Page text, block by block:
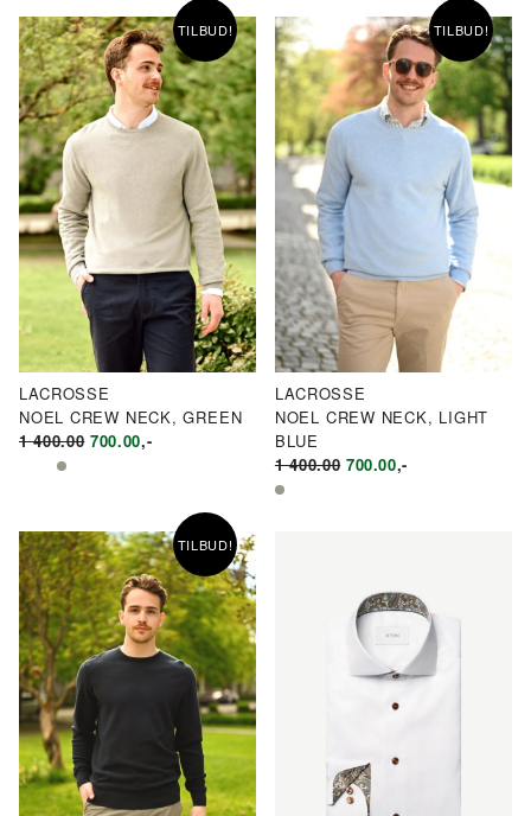
KR1
200.00.
KR600.00.
TILBUD!
LACROSSE
NOEL CREW NECK, GREEN
1 400.00 OPPRINNELIG
400.00.
700.00NÅVÆRENDE
KR700.00.
,-
TILBUD!
LACROSSE
NOEL CREW NECK, LIGHT
BLUE
1 400.00 OPPRINNELIG
700.00NÅVÆRENDE
,-
TILBUD!